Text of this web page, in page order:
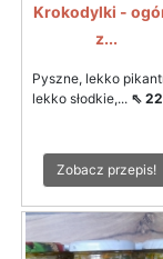
Krokodylki -
z...
Pyszne, lekko
lekko słodkie,... ⇖
Zobacz przepis!